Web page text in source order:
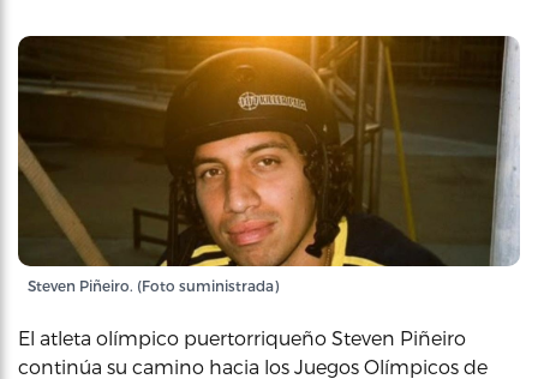
Steven Piñeiro. (Foto suministrada)
El atleta olímpico puertorriqueño Steven Piñeiro
continúa su camino hacia los Juegos Olímpicos de